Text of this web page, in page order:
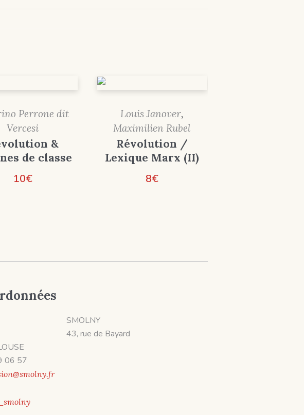
Perrone dit
Vercesi
&
de classe
10€
Louis Janover,
Maximilien Rubel
Révolution /
Lexique Marx (II)
8€
SMOLNY
43, rue de Bayard
06 57